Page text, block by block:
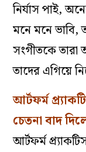
নির্যাস পাই,
মনে মনে ভাবি,
সংগীতকে তারা
তাদের এগিয়ে
আর্টফর্ম
চেতনা বাদ
আর্টফর্ম